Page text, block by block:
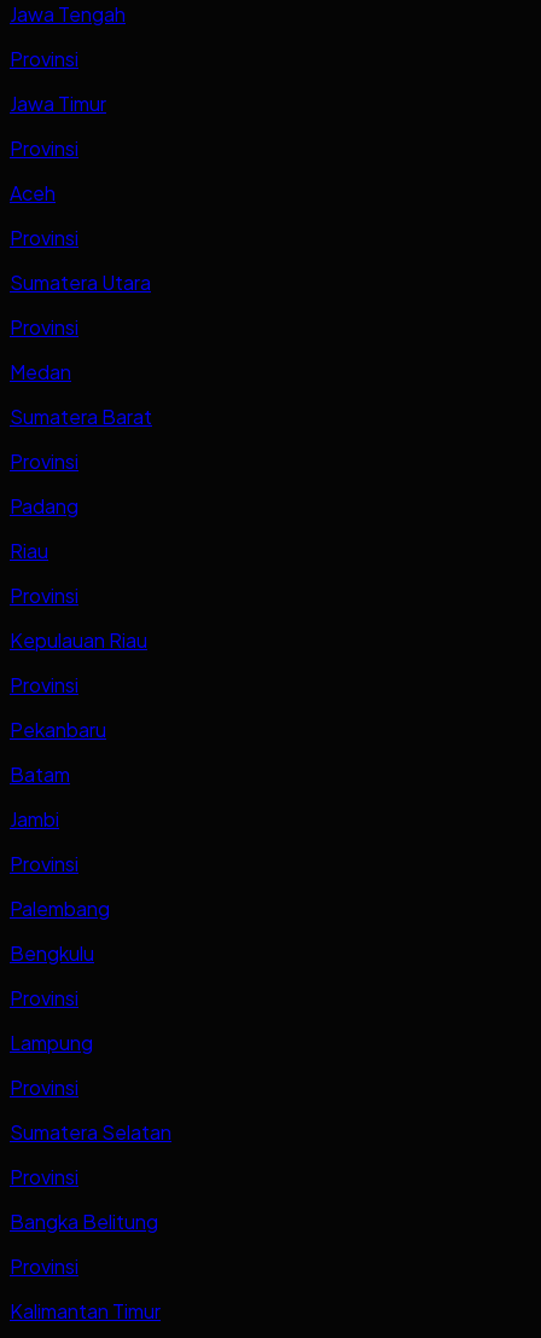
Jawa Tengah
Provinsi
Jawa Timur
Provinsi
Aceh
Provinsi
Sumatera Utara
Provinsi
Medan
Sumatera Barat
Provinsi
Padang
Riau
Provinsi
Kepulauan Riau
Provinsi
Pekanbaru
Batam
Jambi
Provinsi
Palembang
Bengkulu
Provinsi
Lampung
Provinsi
Sumatera Selatan
Provinsi
Bangka Belitung
Provinsi
Kalimantan Timur